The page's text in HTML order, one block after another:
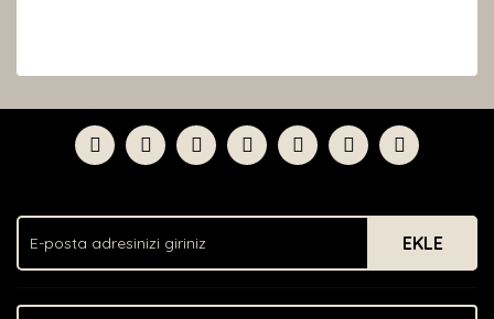
Yorum Yaz
formunu kullanarak tarafımıza iletebilirsiniz.
Görüş ve önerileriniz için teşekkür ederiz.
Ürün açıklamasında eksik bilgiler bulunuyor.
Ürün bilgilerinde hatalar bulunuyor.
Bu ürüne benzer farklı alternatifler olmalı.
EKLE